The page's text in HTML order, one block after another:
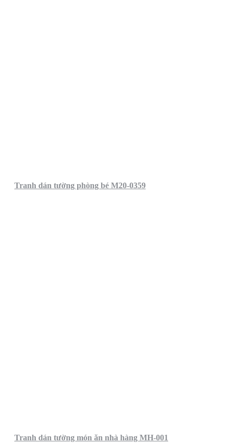
Tranh dán tường phòng bé M20-0359
Tranh dán tường món ăn nhà hàng MH-001